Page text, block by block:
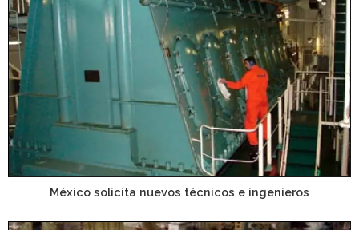
México solicita nuevos técnicos e ingenieros